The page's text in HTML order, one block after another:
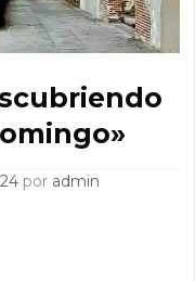
por admin